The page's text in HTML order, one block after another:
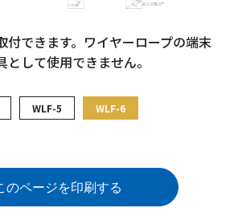
付できます。ワイヤーロープの端末
して使用できません。
WLF-5 WLF-6
のページを印刷する